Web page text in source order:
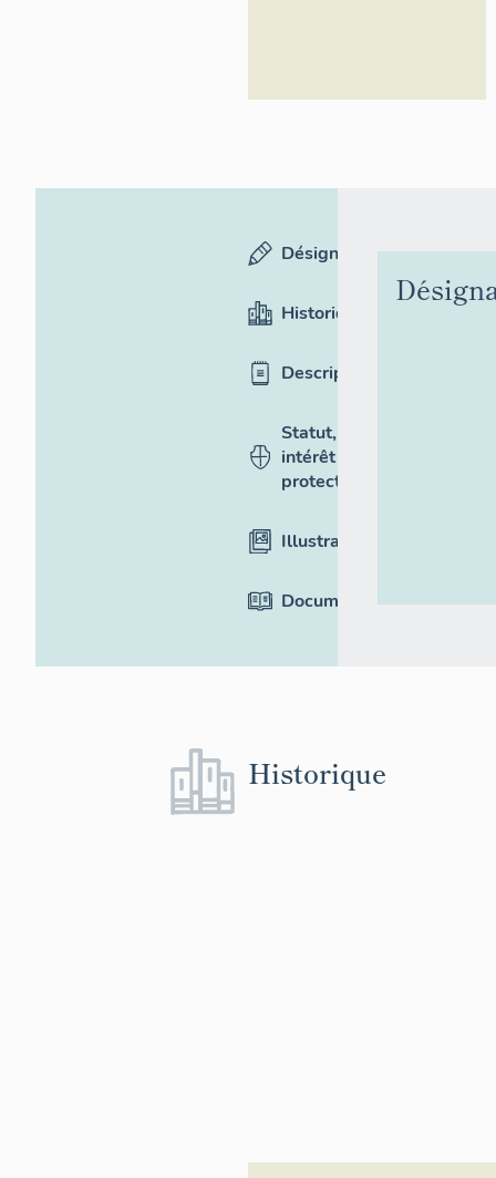
Désignation
Historique
Description
Statut,
intérêt et
protection
Illustrations
Documentation
Historique